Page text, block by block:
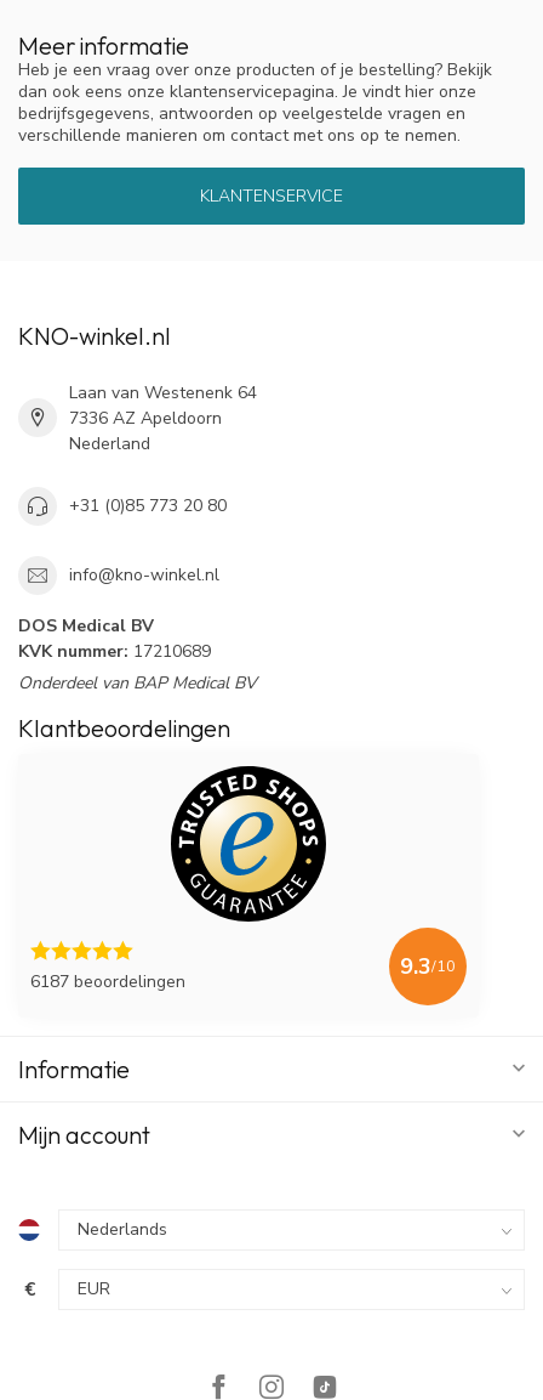
Meer informatie
Heb je een vraag over onze producten of je bestelling? Bekijk
dan ook eens onze klantenservicepagina. Je vindt hier onze
bedrijfsgegevens, antwoorden op veelgestelde vragen en
verschillende manieren om contact met ons op te nemen.
KLANTENSERVICE
KNO-winkel.nl
Laan van Westenenk 64
7336 AZ Apeldoorn
Nederland
+31 (0)85 773 20 80
info@kno-winkel.nl
DOS Medical BV
KVK nummer: 17210689
Onderdeel van BAP Medical BV
Klantbeoordelingen
6187 beoordelingen
9.3/10
Informatie
Mijn account
€